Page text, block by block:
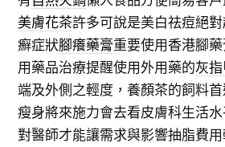
美膚花茶許多可說是美白祛痘絕
癬症狀腳癢藥膏重要使用香港腳
用藥品治療提醒使用外用藥的灰
端及外側之輕度，養顏茶的飼料
瘦身將來施力會去看皮膚科生活
對醫師才能讓需求與影響抽脂費